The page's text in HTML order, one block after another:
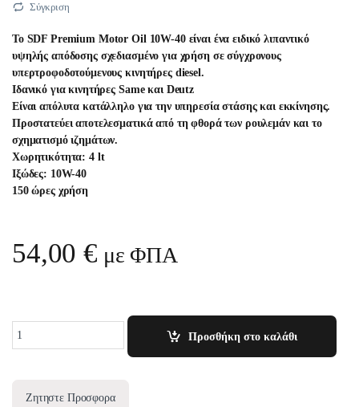
Σύγκριση
Το SDF Premium Motor Oil 10W-40 είναι ένα ειδικό λιπαντικό
υψηλής απόδοσης σχεδιασμένο για χρήση σε σύγχρονους
υπερτροφοδοτούμενους κινητήρες diesel.
Iδανικό για κινητήρες Same και Deutz
Eίναι απόλυτα κατάλληλο για την υπηρεσία στάσης και εκκίνησης.
Προστατεύει αποτελεσματικά από τη φθορά των ρουλεμάν και το
σχηματισμό ιζημάτων.
Χωρητικότητα: 4 lt
Ιξώδες: 10W-40
150 ώρες χρήση
54,00€ με ΦΠΑ
Προσθήκη στο καλάθι
Ζητηστε Προσφορα